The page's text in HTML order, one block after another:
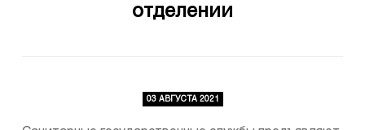
отделении
03 АВГУСТА 2021